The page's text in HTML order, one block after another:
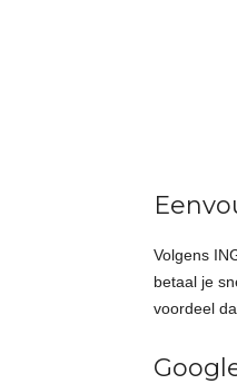
Volgens
betaal je
voordeel